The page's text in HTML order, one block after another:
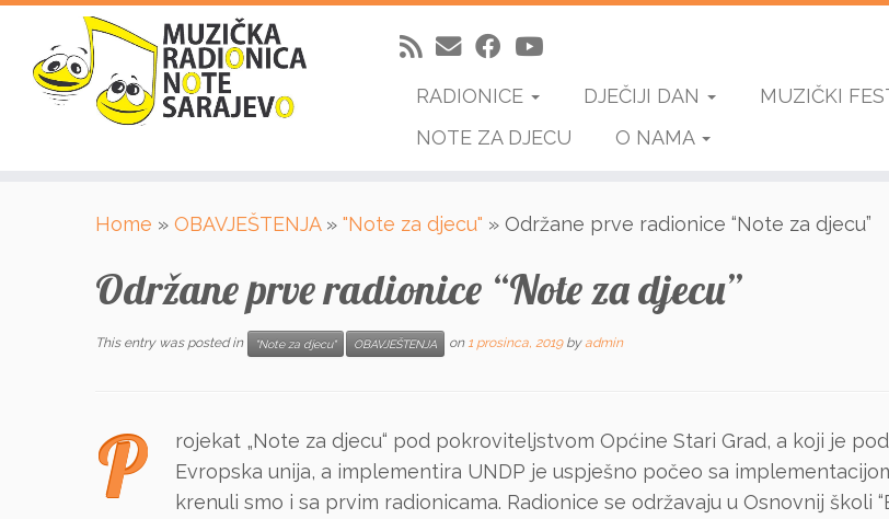
RADIONICE DJEČIJI DAN MUZIČKI
NOTE ZA DJECU
O NAMA
Home » OBAVJEŠTENJA » "Note za djecu" » Održane prve radionice “Note za djecu”
Održane prve radionice “Note za djecu”
This entry was posted in "Note za djecu" OBAVJEŠTENJA on 1 prosinca, 2019 byadmin
P
rojekat „Note za djecu“ pod pokroviteljstvom Općine Stari Grad, a koji je
Evropska unija, a implementira UNDP je uspješno počeo sa
krenuli smo i sa prvim radionicama. Radionice se održavaju u Osnovnij školi